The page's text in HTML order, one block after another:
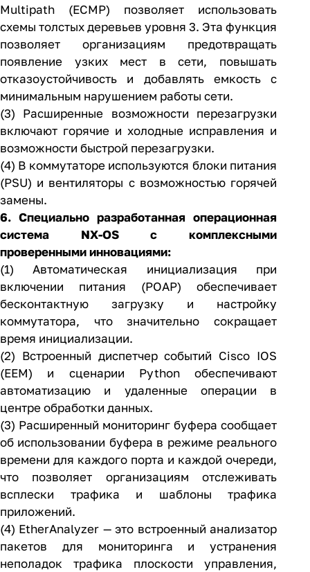
Multipath (ECMP) позволяет использовать
схемы толстых деревьев уровня 3. Эта функция
позволяет организациям предотвращать
появление узких мест в сети, повышать
отказоустойчивость и добавлять емкость с
минимальным нарушением работы сети.
(3) Расширенные возможности перезагрузки
включают горячие и холодные исправления и
возможности быстрой перезагрузки.
(4) В коммутаторе используются блоки питания
(PSU) и вентиляторы с возможностью горячей
замены.
6. Специально разработанная операционная
система NX-OS с комплексными
проверенными инновациями:
(1) Автоматическая инициализация при
включении питания (POAP) обеспечивает
бесконтактную загрузку и настройку
коммутатора, что значительно сокращает
время инициализации.
(2) Встроенный диспетчер событий Cisco IOS
(EEM) и сценарии Python обеспечивают
автоматизацию и удаленные операции в
центре обработки данных.
(3) Расширенный мониторинг буфера сообщает
об использовании буфера в режиме реального
времени для каждого порта и каждой очереди,
что позволяет организациям отслеживать
всплески трафика и шаблоны трафика
приложений.
(4) EtherAnalyzer — это встроенный анализатор
пакетов для мониторинга и устранения
неполадок трафика плоскости управления,